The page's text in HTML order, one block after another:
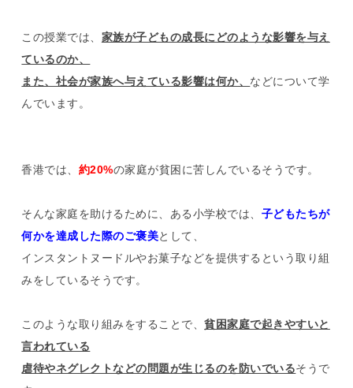
この授業では、 家族が子どもの成長にどのような影響を与え
ているのか、
また、社会が家族へ与えている影響は何か、 などについて学
んでいます。
香港では、 約20%の家庭が貧困に苦しんでいるそうです。
そんな家庭を助けるために、ある小学校では、 子どもたちが
何かを達成した際のご褒美として、
インスタントヌードルやお菓子などを提供するという取り組
みをしているそうです。
このような取り組みをすることで、貧困家庭で起きやすいと
言われている
虐待やネグレクトなどの問題が生じるのを防いでいるそうで